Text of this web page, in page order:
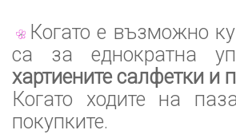
Когато е възможно
са за еднократна
хартиените салфетки и
Когато ходите на
покупките.